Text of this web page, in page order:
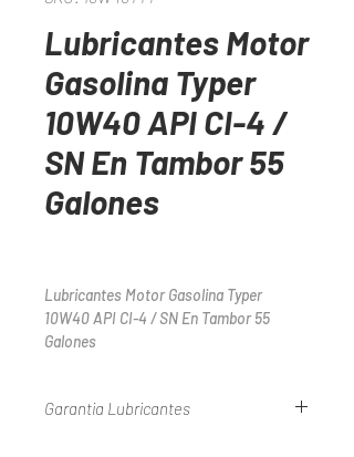
Lubricantes Motor
Gasolina Typer
10W40 API CI-4 /
SN En Tambor 55
Galones
Lubricantes Motor Gasolina Typer
10W40 API CI-4 / SN En Tambor 55
Galones
Garantia Lubricantes